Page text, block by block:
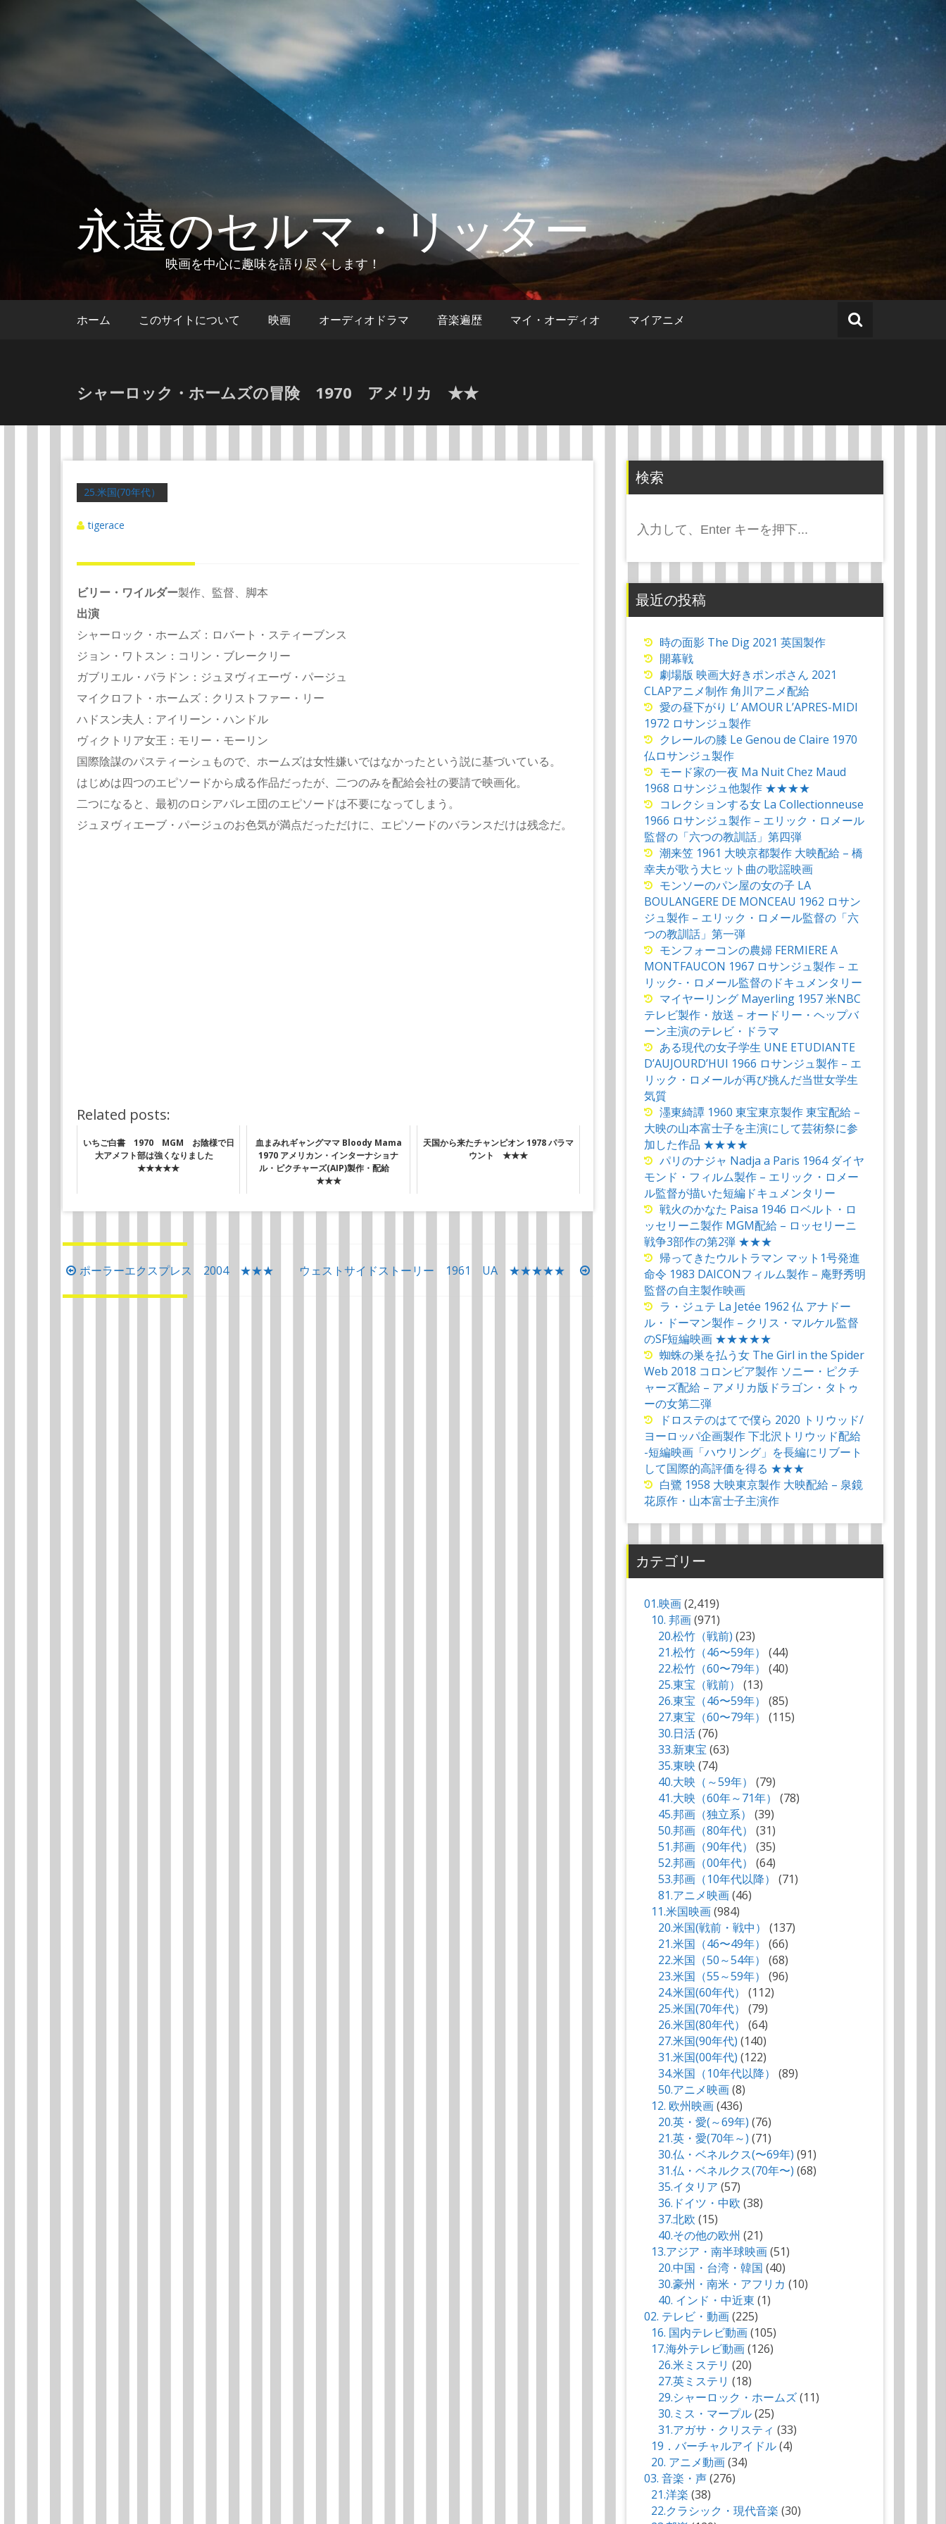
キ
永遠のセルマ・リッター
映画を中心に趣味を語り尽くします！
ホーム このサイトについて 映画 オーディオドラマ 音楽遍歴 マイ・オーディオ マイアニメ
シャーロック・ホームズの冒険 1970 アメリカ ★★
25.米国(70年代）
tigerace
ビリー・ワイルダー製作、監督、脚本
出演
シャーロック・ホームズ：ロバート・スティーブンス
ジョン・ワトスン：コリン・ブレークリー
ガブリエル・バラドン：ジュヌヴィエーヴ・パージュ
マイクロフト・ホームズ：クリストファー・リー
ハドスン夫人：アイリーン・ハンドル
ヴィクトリア女王：モリー・モーリン
国際陰謀のパスティーシュもので、ホームズは女性嫌いではなかったという説に基づいている。
はじめは四つのエピソードから成る作品だったが、二つのみを配給会社の要請で映画化。
二つになると、最初のロシアバレエ団のエピソードは不要になってしまう。
ジュヌヴィエーブ・パージュのお色気が満点だっただけに、エピソードのバランスだけは残念だ。
Related posts:
いちご白書 1970 MGM お陰様で日
大アメフト部は強くなりました
★★★★★
血まみれギャングママ Bloody Mama
1970 アメリカン・インターナショナ
ル・ピクチャーズ(AIP)製作・配給
★★★
天国から来たチャンピオン 1978 パラマ
ウント ★★★
投
稿
ポーラーエクスプレス 2004 ★★★ ウェストサイドストーリー 1961 UA ★★★★★
検索
索:
最近の投稿
時の面影 The Dig 2021 英国製作
開幕戦
劇場版 映画大好きポンポさん 2021
CLAPアニメ制作 角川アニメ配給
愛の昼下がり L’ AMOUR L’APRES-MIDI
1972 ロサンジュ製作
クレールの膝 Le Genou de Claire 1970
仏ロサンジュ製作
モード家の一夜 Ma Nuit Chez Maud
1968 ロサンジュ他製作 ★★★★
コレクションする女 La Collectionneuse
1966 ロサンジュ製作 – エリック・ロメール
監督の「六つの教訓話」第四弾
潮来笠 1961 大映京都製作 大映配給 – 橋
幸夫が歌う大ヒット曲の歌謡映画
モンソーのパン屋の女の子 LA
BOULANGERE DE MONCEAU 1962 ロサン
ジュ製作 – エリック・ロメール監督の「六
つの教訓話」第一弾
モンフォーコンの農婦 FERMIERE A
MONTFAUCON 1967 ロサンジュ製作 – エ
リック-・ロメール監督のドキュメンタリー
マイヤーリング Mayerling 1957 米NBC
テレビ製作・放送 – オードリー・ヘップバ
ーン主演のテレビ・ドラマ
ある現代の女子学生 UNE ETUDIANTE
D’AUJOURD’HUI 1966 ロサンジュ製作 – エ
リック・ロメールが再び挑んだ当世女学生
気質
濹東綺譚 1960 東宝東京製作 東宝配給 –
大映の山本富士子を主演にして芸術祭に参
加した作品 ★★★★
パリのナジャ Nadja a Paris 1964 ダイヤ
モンド・フィルム製作 – エリック・ロメー
ル監督が描いた短編ドキュメンタリー
戦火のかなた Paisa 1946 ロベルト・ロ
ッセリーニ製作 MGM配給 – ロッセリーニ
戦争3部作の第2弾 ★★★
帰ってきたウルトラマン マット1号発進
命令 1983 DAICONフィルム製作 – 庵野秀明
監督の自主製作映画
ラ・ジュテ La Jetée 1962 仏 アナドー
ル・ドーマン製作 – クリス・マルケル監督
のSF短編映画 ★★★★★
蜘蛛の巣を払う女 The Girl in the Spider
Web 2018 コロンビア製作 ソニー・ピクチ
ャーズ配給 – アメリカ版ドラゴン・タトゥ
ーの女第二弾
ドロステのはてで僕ら 2020 トリウッド/
ヨーロッパ企画製作 下北沢トリウッド配給
-短編映画「ハウリング」を長編にリブート
して国際的高評価を得る ★★★
白鷺 1958 大映東京製作 大映配給 – 泉鏡
花原作・山本富士子主演作
カテゴリー
01.映画(2,419)
10. 邦画(971)
20.松竹（戦前) (23)
21.松竹（46〜59年）
(44)
22.松竹（60〜79年）
(40)
25.東宝（戦前）
(13)
26.東宝（46〜59年）
(85)
27.東宝（60〜79年）
(115)
30.日活(76)
33.新東宝 (63)
35.東映 (74)
40.大映（～59年）
(79)
41.大映（60年～71年）
(78)
45.邦画（独立系）
(39)
50.邦画（80年代）
(31)
51.邦画（90年代）
(35)
52.邦画（00年代）
(64)
53.邦画（10年代以降）
(71)
81.アニメ映画(46)
11.米国映画(984)
20.米国(戦前・戦中）
(137)
21.米国（46〜49年）
(66)
22.米国（50～54年）
(68)
23.米国（55～59年）
(96)
24.米国(60年代）
(112)
25.米国(70年代）
(79)
26.米国(80年代）
(64)
27.米国(90年代) (140)
31.米国(00年代) (122)
34.米国（10年代以降）
(89)
50.アニメ映画(8)
12. 欧州映画(436)
20.英・愛(～69年) (76)
21.英・愛(70年～) (71)
30.仏・ベネルクス(〜69年) (91)
31.仏・ベネルクス(70年〜) (68)
35.イタリア (57)
36.ドイツ・中欧 (38)
37.北欧 (15)
40.その他の欧州 (21)
13.アジア・南半球映画(51)
20.中国・台湾・韓国 (40)
30.豪州・南米・アフリカ (10)
40. インド・中近東 (1)
02. テレビ・動画(225)
16. 国内テレビ動画(105)
17.海外テレビ動画(126)
26.米ミステリ (20)
27.英ミステリ (18)
29.シャーロック・ホームズ(11)
30.ミス・マープル(25)
31.アガサ・クリスティ (33)
19．バーチャルアイドル(4)
20. アニメ動画(34)
03. 音楽・声(276)
21.洋楽 (38)
22.クラシック・現代音楽 (30)